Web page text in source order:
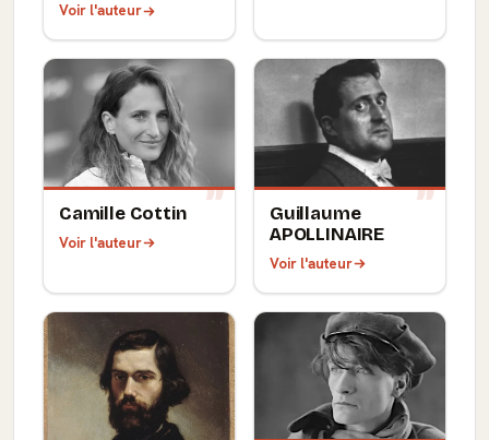
Voir l'auteur
Camille Cottin
Voir l'auteur
Guillaume
APOLLINAIRE
Voir l'auteur